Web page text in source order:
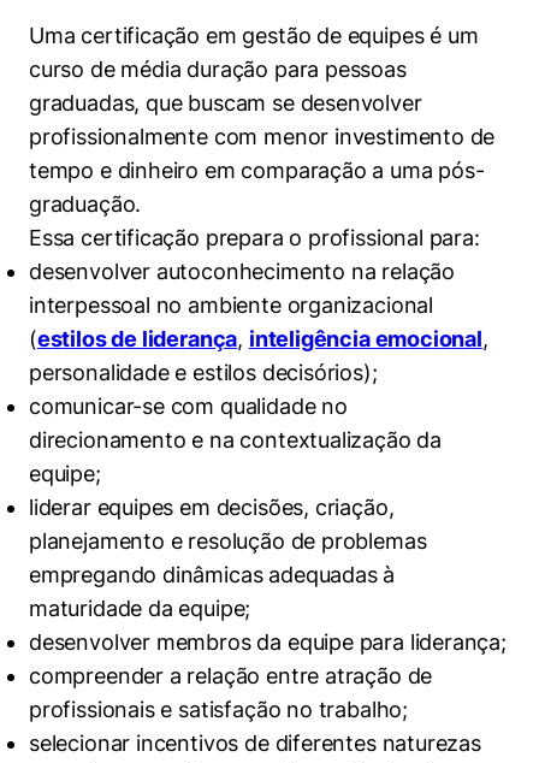
Todas as Engenharias
Engenharia de Computação
Engenharia de Produção
Engenharia Mecânica
Engenharia Mecatrônica
Direito
Economia
Finanças
Negócios
Políticas Públicas
Sustentabilidade
Tecnologia e Dados
Prêmio Duda Ermírio de Moraes
Como funciona
Resolução Eficaz de Problemas
Oportunidade de Negócios
Trabalhe conosco
Sala de Imprensa
Biblioteca Telles
Repositório Institucional
Pesquisa na Graduação
Seminários Acadêmicos
Comitê de Ética em Pesquisa
Notícias
Youtube
Instagram
Busca por docentes
Áreas de Conhecimento
Prêmios de Excelência
Ensino e aprendizagem
Atendimento
Visite o Insper
Canal de Ética
Ouvidoria
Portal da Privacidade
Uma certificação em gestão de equipes é um
curso de média duração para pessoas
graduadas, que buscam se desenvolver
profissionalmente com menor investimento de
tempo e dinheiro em comparação a uma pós-
graduação.
Essa certificação prepara o profissional para:
desenvolver autoconhecimento na relação
interpessoal no ambiente organizacional
(estilos de liderança, inteligência emocional,
personalidade e estilos decisórios);
comunicar-se com qualidade no
direcionamento e na contextualização da
equipe;
liderar equipes em decisões, criação,
planejamento e resolução de problemas
empregando dinâmicas adequadas à
maturidade da equipe;
desenvolver membros da equipe para liderança;
compreender a relação entre atração de
profissionais e satisfação no trabalho;
selecionar incentivos de diferentes naturezas